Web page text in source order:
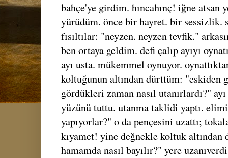
bahçe'ye girdim. hıncahınç! iğne atsan
yürüdüm. önce bir hayret. bir sessizlik.
fısıltılar: "neyzen. neyzen tevfik."
ben ortaya geldim. defi çalıp ayıyı
ayı usta. mükemmel oynuyor.
koltuğunun altından dürttüm: "eskiden
gördükleri zaman nasıl utanırlardı?"
yüzünü tuttu. utanma taklidi yaptı.
yapıyorlar?" o da pençesini uzattı;
kıyamet! yine değnekle koltuk altından
hamamda nasıl bayılır?" yere